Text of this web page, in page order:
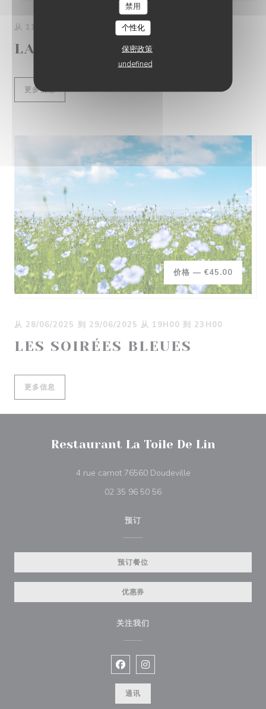
禁用
个性化
保密政策
undefined
从 11/10/2025 到 12/10/2025 从 00H00 到 00H00
LA FÊTE DU VENTRE
更多信息
价格 — €45.00
从 28/06/2025 到 29/06/2025 从 19H00 到 23H00
LES SOIRÉES BLEUES
更多信息
Restaurant La Toile De Lin
4 rue carnot 76560 Doudeville((在新窗口中打开))
02 35 96 50 56
预订
预订餐位
优惠券
关注我们
Facebook ((在新窗口中打开))
Instagram ((在新窗口中打开))
通讯